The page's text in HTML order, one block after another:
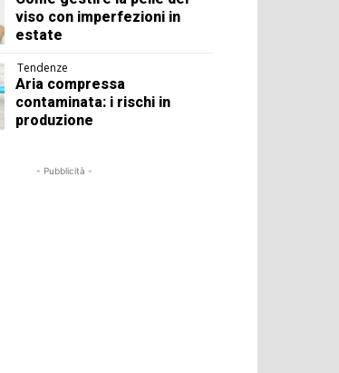
viso con imperfezioni in
estate
Tendenze
Aria compressa
contaminata: i rischi in
produzione
- Pubblicità -